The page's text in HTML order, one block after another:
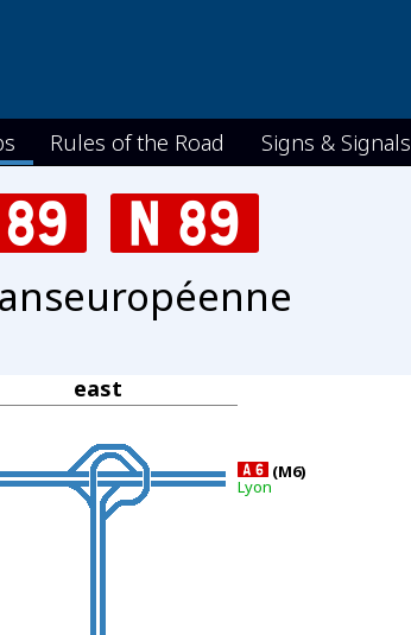
Rules of the Road Signs & Signals
east
(M6)
Lyon